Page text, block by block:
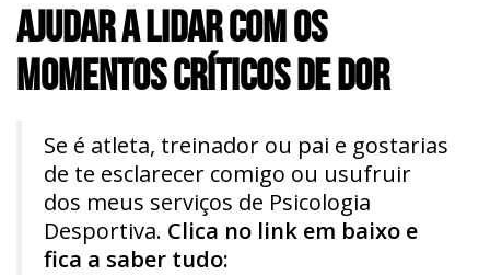
AJUDAR A LIDAR COM OS
MOMENTOS CRÍTICOS DE DOR
Se é atleta, treinador ou pai e gostarias
de te esclarecer comigo ou usufruir
dos meus serviços de Psicologia
Desportiva. Clica no link em baixo e
fica a saber tudo: